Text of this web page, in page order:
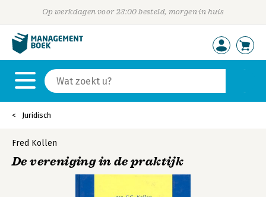
Op werkdagen voor 23:00 besteld, morgen in huis
Juridisch
Fred Kollen
De vereniging in de praktijk